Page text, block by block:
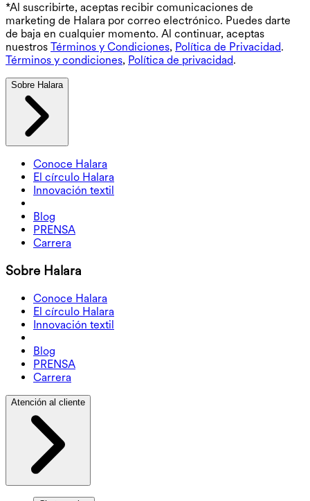
*Al suscribirte, aceptas recibir comunicaciones de
marketing de Halara por correo electrónico. Puedes darte
de baja en cualquier momento. Al continuar, aceptas
nuestros Términos y Condiciones, Política de Privacidad.
Términos y condiciones, Política de privacidad.
Sobre Halara
Conoce Halara
El círculo Halara
Innovación textil
Blog
PRENSA
Carrera
Sobre Halara
Conoce Halara
El círculo Halara
Innovación textil
Blog
PRENSA
Carrera
Atención al cliente